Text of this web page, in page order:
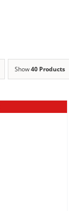
Show40 Products